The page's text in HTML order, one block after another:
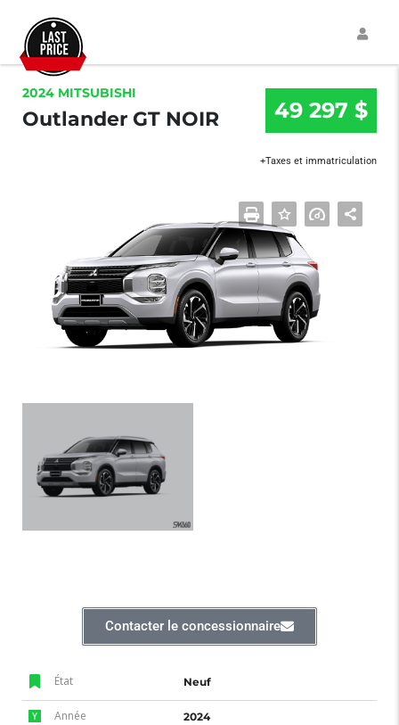
2024 MITSUBISHI
Outlander GT NOIR 49 297 $
+Taxes et immatriculation
Contacter le concessionnaire
État Neuf
Année 2024